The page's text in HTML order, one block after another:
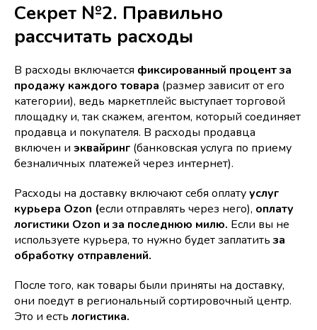
Секрет №2. Правильно
рассчитать расходы
В расходы включается фиксированный процент за
продажу каждого товара (размер зависит от его
категории), ведь маркетплейс выступает торговой
площадку и, так скажем, агентом, который соединяет
продавца и покупателя. В расходы продавца
включен и эквайринг (банковская услуга по приему
безналичных платежей через интернет).
Расходы на доставку включают себя оплатууслуг
курьера Ozon (если отправлять через него), оплату
логистики Ozon и за последнюю милю. Если вы не
используете курьера, то нужно будет заплатитьза
обработку отправлений.
После того, как товары были приняты на доставку,
они поедут в региональный сортировочный центр.
Это и есть логистика.